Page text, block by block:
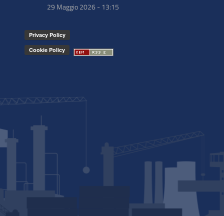
29 Maggio 2026 - 13:15